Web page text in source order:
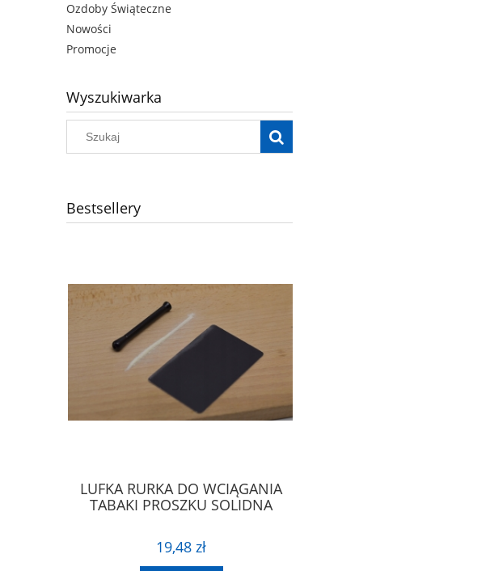
Ozdoby Świąteczne
Nowości
Promocje
Wyszukiwarka
Bestsellery
LUFKA RURKA DO WCIĄGANIA
TABAKI PROSZKU SOLIDNA
19,48 zł